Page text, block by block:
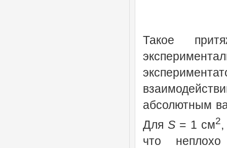
Такое
абсолютным
ДляS = 1 см2
что неплохо